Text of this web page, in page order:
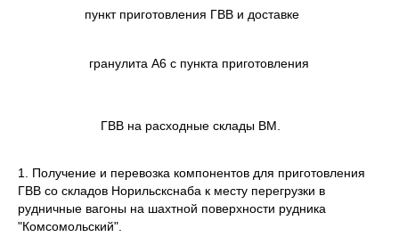
пункт приготовления ГВВ и доставке
гранулита А6 с пункта приготовления
ГВВ на расходные склады ВМ.
1. Получение и перевозка компонентов для приготовления
ГВВ со складов Норильскснаба к месту перегрузки в
рудничные вагоны на шахтной поверхности рудника
"Комсомольский".